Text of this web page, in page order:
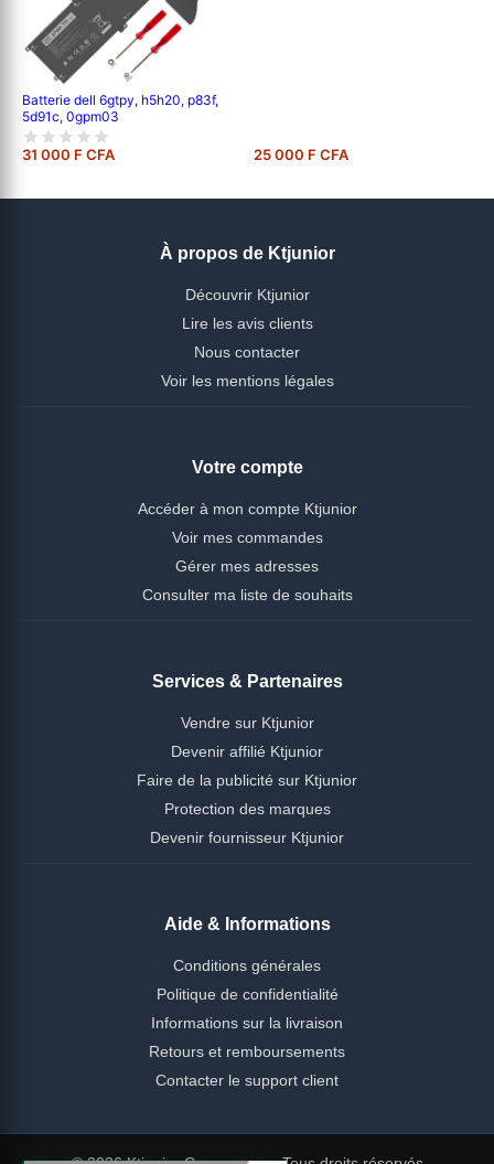
Batterie dell 6gtpy, h5h20, p83f,
5d91c, 0gpm03
31 000 F CFA 25 000 F CFA
À propos de Ktjunior
Découvrir Ktjunior
Lire les avis clients
Nous contacter
Voir les mentions légales
Votre compte
Accéder à mon compte Ktjunior
Voir mes commandes
Gérer mes adresses
Consulter ma liste de souhaits
Services & Partenaires
Vendre sur Ktjunior
Devenir affilié Ktjunior
Faire de la publicité sur Ktjunior
Protection des marques
Devenir fournisseur Ktjunior
Aide & Informations
Conditions générales
Politique de confidentialité
Informations sur la livraison
Retours et remboursements
Contacter le support client